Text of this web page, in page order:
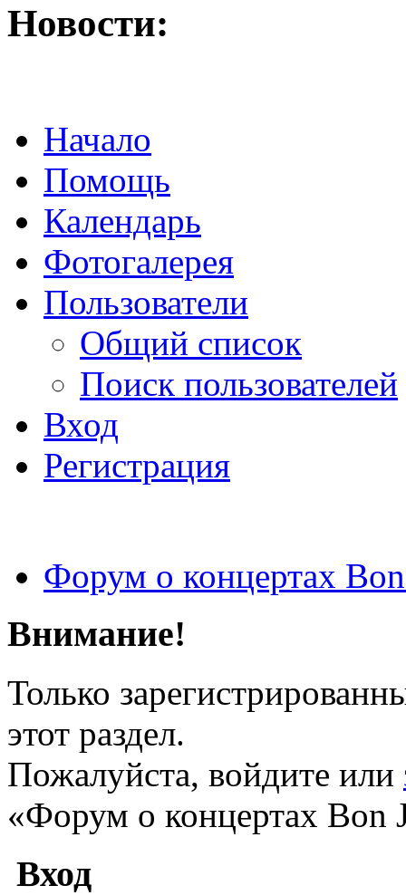
Новости:
Начало
Помощь
Календарь
Фотогалерея
Пользователи
Общий список
Поиск пользователей
Вход
Регистрация
Форум о концертах
Внимание!
Только
этот раздел.
Пожалуйста, войдите или
«Форум о концертах Bon
Вход